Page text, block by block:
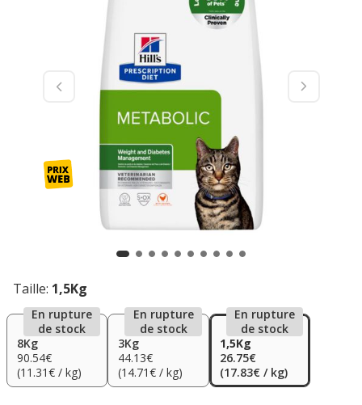
Taille: 1,5Kg
8Kg
En rupture
de stock
90.54€
(11.31€ / kg)
3Kg
En rupture
de stock
44.13€
(14.71€ / kg)
1,5Kg
En rupture
de stock
26.75€
(17.83€ / kg)